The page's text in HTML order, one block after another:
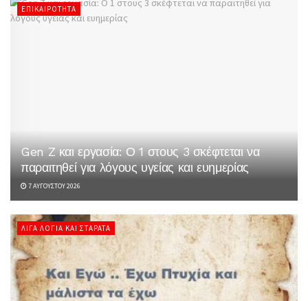
ΕΠΙΚΑΙΡΌΤΗΤΑ
Gen Z και εργασία: Ο 1 στους 3 σκέφτεται να
παραιτηθεί για λόγους υγείας και ευημερίας
7 ΑΥΓΟΎΣΤΟΥ 2026
ΛΊΓΑ ΛΌΓΙΑ ΚΑΙ ΣΤΑΡΆΤΑ